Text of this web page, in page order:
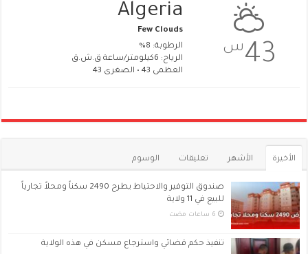
43س
Algeria
Few Clouds
الرطوبة: 8%
الرياح: 6كيلومتر/ساعة ق.ش.ق‎
العظمى 43 • الصغرى 43
الأخيرة الأشهر تعليقات الوسوم
صندوق التوفير والاحتياط يطرح 2490 سكناً ومحلاً تجارياً
للبيع في 11 ولاية
تنفيذ حكم قضائي واسترجاع مسكن في هذه الولاية